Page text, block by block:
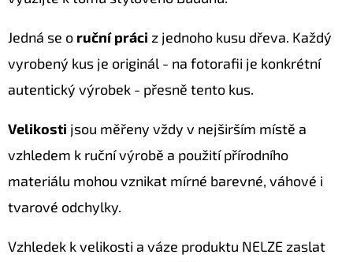
Jedná se o ruční práci z jednoho kusu dřeva. Každý
vyrobený kus je originál - na fotorafii je konkrétní
autentický výrobek - přesně tento kus.
Velikosti jsou měřeny vždy v nejširším místě a
vzhledem k ruční výrobě a použití přírodního
materiálu mohou vznikat mírné barevné, váhové i
tvarové odchylky.
Vzhledek k velikosti a váze produktu NELZE zaslat
DEKORACE
Z
COWRIE
XXL
759
Kč
Původně:
799
Kč